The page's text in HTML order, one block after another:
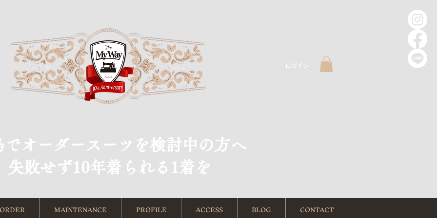
でオーダースーツを検討中の方へ
​失敗せず10年着られる1着を
ORDER MAINTENANCE PROFILE ACCESS BLOG CONTACT
ログイン